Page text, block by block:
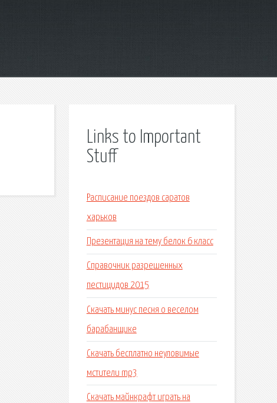
Links to Important
Stuff
Расписание поездов саратов
харьков
Презентация на тему белок 6 класс
Справочник разрешенных
пестицидов 2015
Скачать минус песня о веселом
барабанщике
Скачать бесплатно неуловимые
мстители mp3
Скачать майнкрафт играть на